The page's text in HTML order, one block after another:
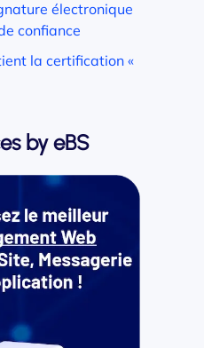
électronique
confiance
la certification «
by eBS